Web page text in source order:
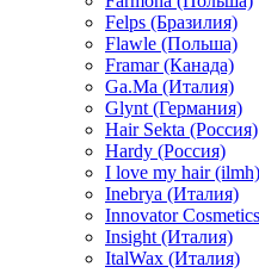
Felps (Бразилия)
Flawle (Польша)
Framar (Канада)
Ga.Ma (Италия)
Glynt (Германия)
Hair Sekta (Россия)
Hardy (Россия)
I love my hair
Inebrya (Италия)
Innovator
Insight (Италия)
ItalWax (Италия)